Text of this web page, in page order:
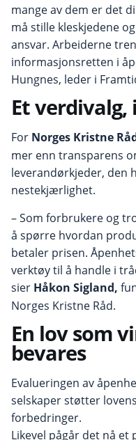
mange av dem er det
må stille kleskjedene
ansvar. Arbeiderne
informasjonsretten i
Hungnes, leder i
Et verdivalg,
For Norges Kristne
mer enn transparens
leverandørkjeder, den
nestekjærlighet.
– Som forbrukere og
å spørre hvordan
betaler prisen.
verktøy til å handle i
sier Håkon Sigland,
Norges Kristne Råd.
En lov som
bevares
Evalueringen av
selskaper støtter
forbedringer.
Likevel pågår det nå et